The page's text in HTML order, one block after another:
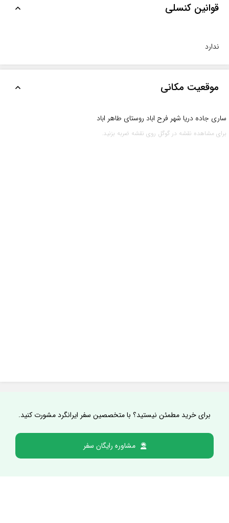
قوانین کنسلی
ندارد
موقعیت مکانی
ساری جاده دریا شهر فرح اباد روستای طاهر اباد
برای مشاهده نقشه در گوگل روی نقشه ضربه بزنید.
برای خرید مطمئن نیستید؟ با متخصصین سفر ایرانگرد مشورت کنید.
مشاوره رایگان سفر